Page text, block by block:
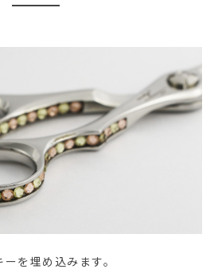
を埋め込みます。